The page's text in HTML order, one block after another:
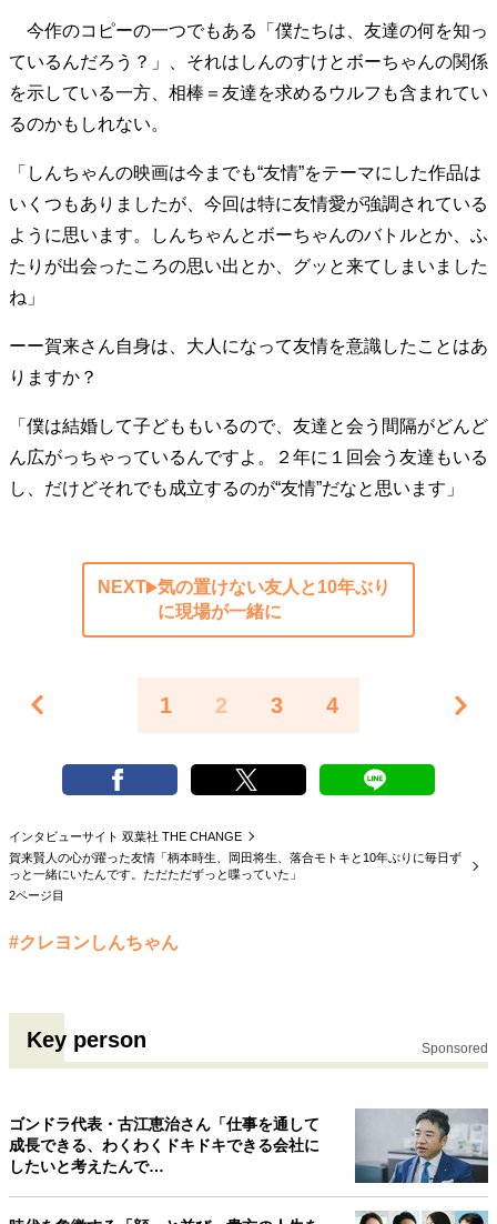
今作のコピーの一つでもある「僕たちは、友達の何を知っ
ているんだろう？」、それはしんのすけとボーちゃんの関係
を示している一方、相棒＝友達を求めるウルフも含まれてい
るのかもしれない。
「しんちゃんの映画は今までも“友情”をテーマにした作品は
いくつもありましたが、今回は特に友情愛が強調されている
ように思います。しんちゃんとボーちゃんのバトルとか、ふ
たりが出会ったころの思い出とか、グッと来てしまいました
ね」
ーー賀来さん自身は、大人になって友情を意識したことはあ
りますか？
「僕は結婚して子どももいるので、友達と会う間隔がどんど
ん広がっちゃっているんですよ。２年に１回会う友達もいる
し、だけどそれでも成立するのが“友情”だなと思います」
NEXT
気の置けない友人と10年ぶり
に現場が一緒に
1 2 3 4
インタビューサイト 双葉社 THE CHANGE
賀来賢人の心が躍った友情「柄本時生、岡田将生、落合モトキと10年ぶりに毎日ず
っと一緒にいたんです。ただただずっと喋っていた」
2ページ目
#クレヨンしんちゃん
Key person Sponsored
ゴンドラ代表・古江恵治さん「仕事を通して
成長できる、わくわくドキドキできる会社に
したいと考えたんで…